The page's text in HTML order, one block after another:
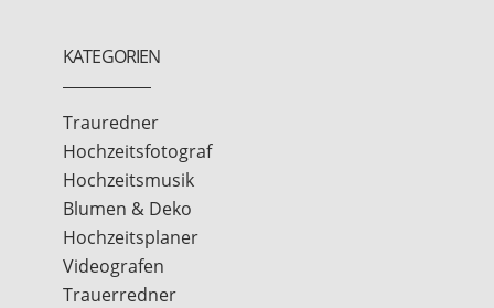
KATEGORIEN
Trauredner
Hochzeitsfotograf
Hochzeitsmusik
Blumen & Deko
Hochzeitsplaner
Videografen
Trauerredner